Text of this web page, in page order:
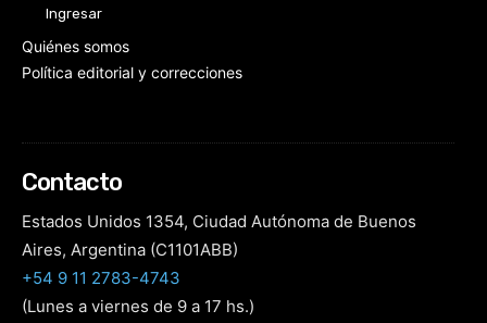
Ingresar
Quiénes somos
Política editorial y correcciones
Contacto
Estados Unidos 1354, Ciudad Autónoma de Buenos
Aires, Argentina (C1101ABB)
+54 9 11 2783-4743
(Lunes a viernes de 9 a 17 hs.)